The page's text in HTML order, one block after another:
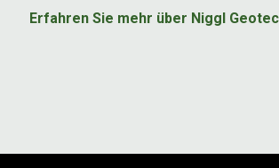
Erfahren Sie mehr über Niggl